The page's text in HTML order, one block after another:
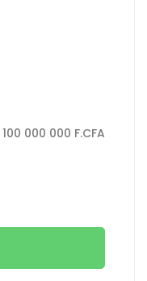
100 000 000 F.CFA